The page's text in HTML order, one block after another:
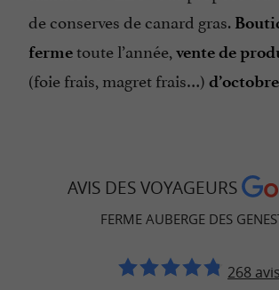
de conserves de canard gras.
fermetoute l’année, vente de
(foie frais, magret frais…)
AVIS DES VOYAGEURS
FERME AUBERGE DES
268 avis